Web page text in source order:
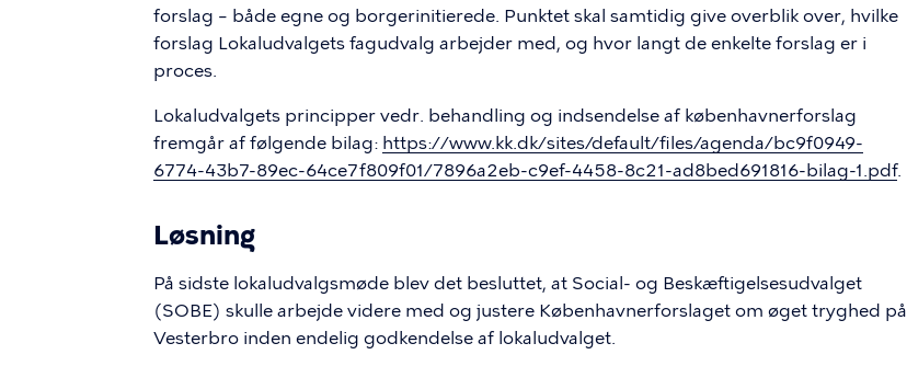
forslag – både egne og borgerinitierede. Punktet skal samtidig give overblik over, hvilke
forslag Lokaludvalgets fagudvalg arbejder med, og hvor langt de enkelte forslag er i
proces.
Lokaludvalgets principper vedr. behandling og indsendelse af københavnerforslag
fremgår af følgende bilag: https://www.kk.dk/sites/default/files/agenda/bc9f0949-
6774-43b7-89ec-64ce7f809f01/7896a2eb-c9ef-4458-8c21-ad8bed691816-bilag-1.pdf.
Løsning
På sidste lokaludvalgsmøde blev det besluttet, at Social- og Beskæftigelsesudvalget
(SOBE) skulle arbejde videre med og justere Københavnerforslaget om øget tryghed på
Vesterbro inden endelig godkendelse af lokaludvalget.